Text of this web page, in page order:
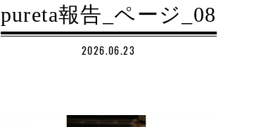
pureta報告_ページ_08
2026.06.23